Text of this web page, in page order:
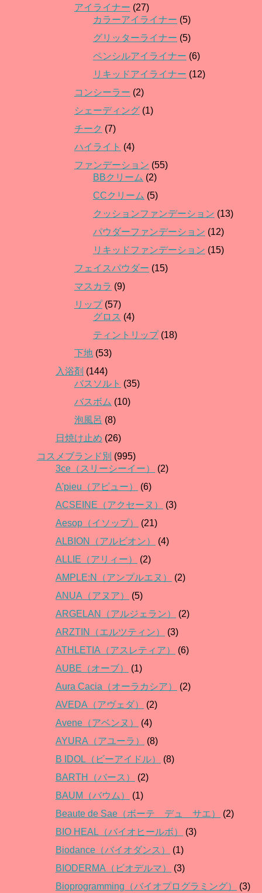
アイライナー (27)
カラーアイライナー (5)
グリッターライナー (5)
ペンシルアイライナー (6)
リキッドアイライナー (12)
コンシーラー (2)
シェーディング (1)
チーク (7)
ハイライト (4)
ファンデーション (55)
BBクリーム (2)
CCクリーム (5)
クッションファンデーション (13)
パウダーファンデーション (12)
リキッドファンデーション (15)
フェイスパウダー (15)
マスカラ (9)
リップ(57)
グロス (4)
ティントリップ(18)
下地 (53)
入浴剤 (144)
バスソルト (35)
バスボム (10)
泡風呂 (8)
日焼け止め (26)
コスメブランド別 (995)
3ce（スリーシーイー）
(2)
A'pieu（アピュー）
(6)
ACSEINE（アクセーヌ）
(3)
Aesop（イソップ）
(21)
ALBION（アルビオン）
(4)
ALLIE（アリィー）
(2)
AMPLE:N（アンプルエヌ）
(2)
ANUA（アヌア）
(5)
ARGELAN（アルジェラン）
(2)
ARZTIN（エルツティン）
(3)
ATHLETIA（アスレティア）
(6)
AUBE（オーブ）
(1)
Aura Cacia（オーラカシア）
(2)
AVEDA（アヴェダ）
(2)
Avene（アベンヌ）
(4)
AYURA（アユーラ）
(8)
B IDOL（ビーアイドル）
(8)
BARTH（バース）
(2)
BAUM（バウム）
(1)
Beaute de Sae（ボーテ デュ サエ）
(2)
BIO HEAL（バイオヒールボ）
(3)
Biodance（バイオダンス）
(1)
BIODERMA（ビオデルマ）
(3)
Bioprogramming（バイオプログラミング）
(3)